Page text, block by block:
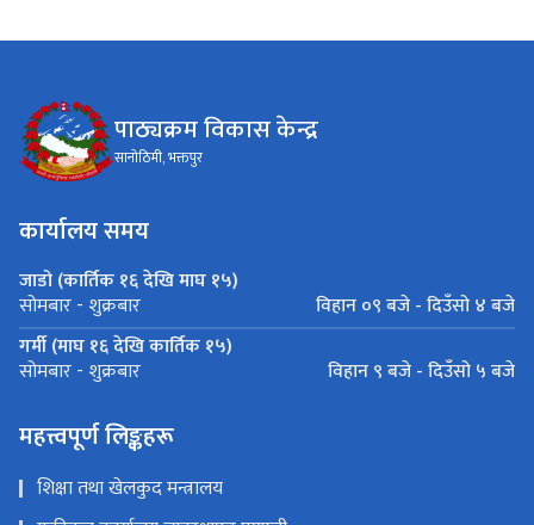
पाठ्यक्रम विकास केन्द्र
सानोठिमी, भक्तपुर
कार्यालय समय
जाडो (कार्तिक १६ देखि माघ १५)
सोमबार - शुक्रबार
विहान ०९ बजे - दिउँसो ४ बजे
गर्मी (माघ १६ देखि कार्तिक १५)
सोमबार - शुक्रबार विहान ९ बजे - दिउँसो ५ बजे
महत्त्वपूर्ण लिङ्कहरू
शिक्षा तथा खेलकुद मन्त्रालय